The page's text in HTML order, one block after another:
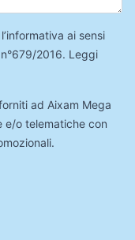
ai sensi
2016. Leggi
ad Aixam Mega
e/o telematiche con